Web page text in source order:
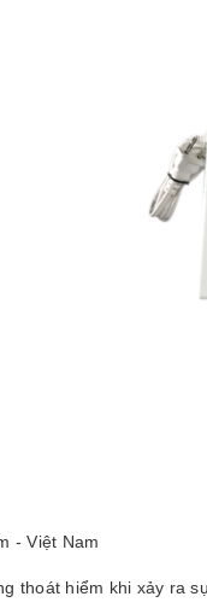
- Việt Nam
thoát hiểm khi xảy ra sự